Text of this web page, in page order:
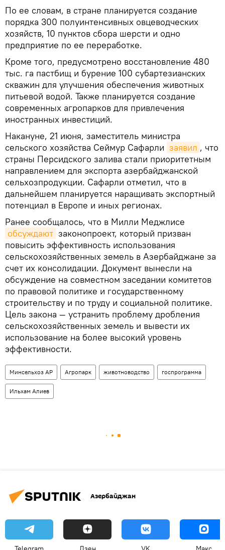
По ее словам, в стране планируется создание
порядка 300 полуинтенсивных овцеводческих
хозяйств, 10 пунктов сбора шерсти и одно
предприятие по ее переработке.
Кроме того, предусмотрено восстановление 480
тыс. га пастбищ и бурение 100 субартезианских
скважин для улучшения обеспечения животных
питьевой водой. Также планируется создание
современных агропарков для привлечения
иностранных инвестиций.
Накануне, 21 июня, заместитель министра
сельского хозяйства Сеймур Сафарли заявил , что
страны Персидского залива стали приоритетным
направлением для экспорта азербайджанской
сельхозпродукции. Сафарли отметил, что в
дальнейшем планируется наращивать экспортный
потенциал в Европе и иных регионах.
Ранее сообщалось, что в Милли Меджлисе
обсуждают законопроект, который призван
повысить эффективность использования
сельскохозяйственных земель в Азербайджане за
счет их консолидации. Документ вынесли на
обсуждение на совместном заседании комитетов
по правовой политике и государственному
строительству и по труду и социальной политике.
Цель закона — устранить проблему дробления
сельскохозяйственных земель и вывести их
использование на более высокий уровень
эффективности.
Минсельхоз АР Агропарк животноводство госпрограмма
Ильхам Алиев
Азербайджан